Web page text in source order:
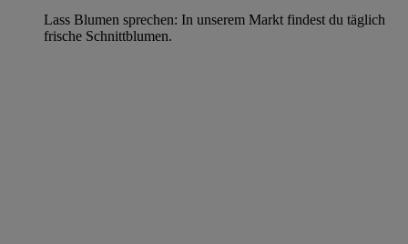
Lass Blumen sprechen: In unserem Markt findest du täglich
frische Schnittblumen.